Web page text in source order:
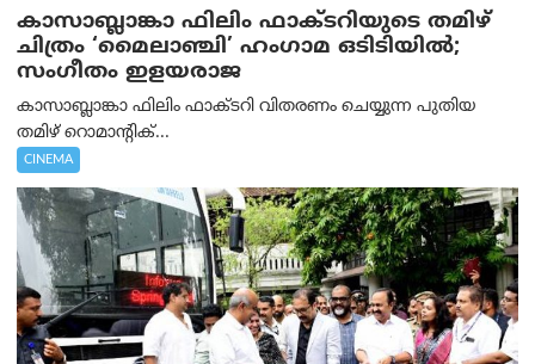
കാസാബ്ലാങ്കാ ഫിലിം ഫാക്ടറിയുടെ തമിഴ്
ചിത്രം ‘മൈലാഞ്ചി’ ഹംഗാമ ഒടിടിയിൽ;
സംഗീതം ഇളയരാജ
കാസാബ്ലാങ്കാ ഫിലിം ഫാക്ടറി വിതരണം ചെയ്യുന്ന പുതിയ
തമിഴ് റൊമാന്റിക്...
CINEMA